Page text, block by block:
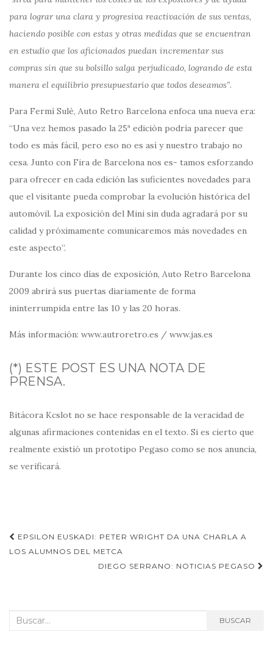
para lograr una clara y progresiva reactivación de sus ventas,
haciendo posible con estas y otras medidas que se encuentran
en estudio que los aficionados puedan incrementar sus
compras sin que su bolsillo salga perjudicado, logrando de esta
manera el equilibrio presupuestario que todos deseamos”.
Para Fermí Sulé, Auto Retro Barcelona enfoca una nueva era:
“Una vez hemos pasado la 25ª edición podría parecer que
todo es más fácil, pero eso no es así y nuestro trabajo no
cesa. Junto con Fira de Barcelona nos es- tamos esforzando
para ofrecer en cada edición las suficientes novedades para
que el visitante pueda comprobar la evolución histórica del
automóvil. La exposición del Mini sin duda agradará por su
calidad y próximamente comunicaremos más novedades en
este aspecto”.
Durante los cinco días de exposición, Auto Retro Barcelona
2009 abrirá sus puertas diariamente de forma
ininterrumpida entre las 10 y las 20 horas.
Más información: www.autroretro.es / www.jas.es
(*) ESTE POST ES UNA NOTA DE
PRENSA.
Bitácora Kcslot no se hace responsable de la veracidad de
algunas afirmaciones contenidas en el texto. Si es cierto que
realmente existió un prototipo Pegaso como se nos anuncia,
se verificará.
Navegación
de
EPSILON EUSKADI: PETER WRIGHT DA UNA CHARLA A
LOS ALUMNOS DEL METCA
DIEGO SERRANO: NOTICIAS PEGASO
Buscar: BUSCAR